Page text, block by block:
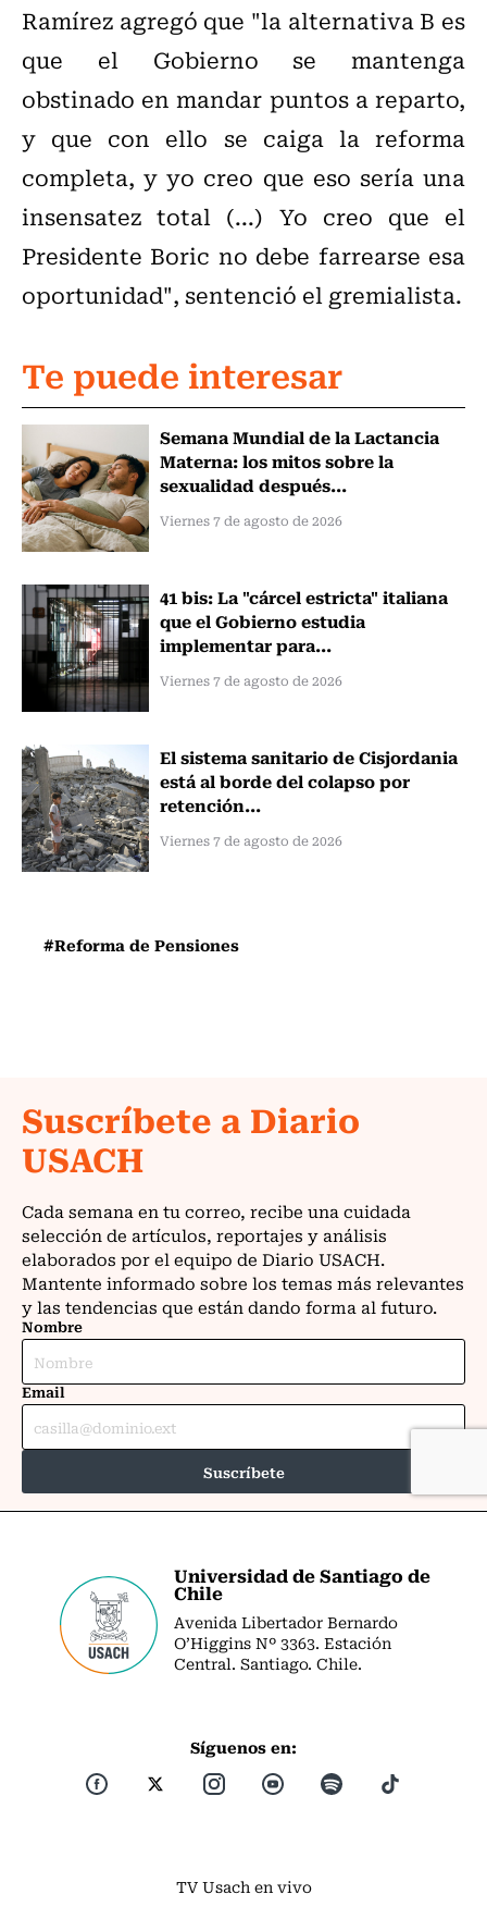
Ramírez agregó que "la alternativa B es
que el Gobierno se mantenga
obstinado en mandar puntos a reparto,
y que con ello se caiga la reforma
completa, y yo creo que eso sería una
insensatez total (...) Yo creo que el
Presidente Boric no debe farrearse esa
oportunidad", sentenció el gremialista.
Te puede interesar
Semana Mundial de la Lactancia
Materna: los mitos sobre la
sexualidad después...
Viernes 7 de agosto de 2026
41 bis: La "cárcel estricta" italiana
que el Gobierno estudia
implementar para...
Viernes 7 de agosto de 2026
El sistema sanitario de Cisjordania
está al borde del colapso por
retención...
Viernes 7 de agosto de 2026
#Reforma de Pensiones
Universidad de Santiago de
Chile
Avenida Libertador Bernardo
O’Higgins Nº 3363. Estación
Central. Santiago. Chile.
Síguenos en:
TV Usach en vivo